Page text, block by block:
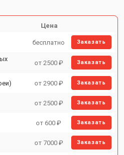
Цена
бесплатно Заказать
от 2500 ₽ Заказать
от 2900 ₽ Заказать
от 2500 ₽ Заказать
от 600 ₽ Заказать
от 7000 ₽ Заказать